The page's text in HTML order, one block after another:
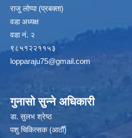
राजु लोप्पा (प्रबक्ता)
वडा अध्यक्ष
वडा नं. २
९८५१२२११५३
lopparaju75@gmail.com
गुनासो सुन्ने अधिकारी
डा. सुलभ श्रेष्ठ
पशु चिकित्सक (आठौँ)